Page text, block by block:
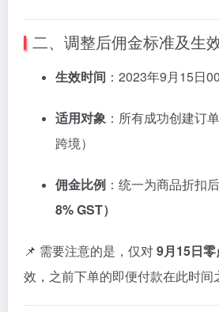
二、 调整后佣金标准及生
生效时间 ： 2023年9月15日
适用对象 ： 所有成功创建订单
跨境）
佣金比例 ： 统一为商品折扣后
8%GST）
📌 需要注意的是， 仅对9月15日零
效， 之前下单的即便付款在此时间